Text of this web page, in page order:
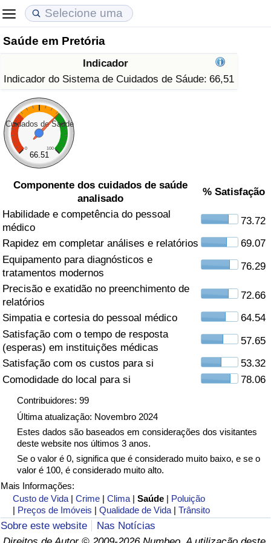
Saúde em Pretória
Indicador
Indicador do Sistema de Cuidados de Sáude: 66,51
Cuidados de Saúde
0 100
66.51
Componente dos cuidados de saúde
analisado
% Satisfação
Habilidade e competência do pessoal
médico
73.72
Rapidez em completar análises e relatórios
69.07
Equipamento para diagnósticos e
tratamentos modernos
76.29
Precisão e exatidão no preenchimento de
relatórios
72.66
Simpatia e cortesia do pessoal médico
64.54
Satisfação com o tempo de resposta
(esperas) em instituições médicas
57.65
Satisfação com os custos para si
53.32
Comodidade do local para si
78.06
Contribuidores: 99
Última atualização: Novembro 2024
Estes dados são baseados em considerações dos visitantes
deste website nos últimos 3 anos.
Se o valor é 0, significa que é considerado muito baixo, e se o
valor é 100, é considerado muito alto.
Mais Informações:
Custo de Vida |Crime |Clima |Saúde | Poluição
| Preços de Imóveis |Qualidade de Vida |Trânsito
Sobre este website
Nas Notícias
Custo de Vida
Indicador de Custo de Vida (Atual)
Indicador de Custo de Vida
Indicador de Custo de Vida Por País
em Aqaba
Preços de Imóveis
Indicador de Preços de Imóveis (Atual)
Indicador de Preços de Imóveis
Indicador de Preços de Imóveis por País
Qualidade de Vida
Indicador de Qualidade de Vida
Indicador de Qualidade de Vida (Atual)
Índice de qualidade de vida por país
Crime
Taxa do Indicador de Crime (Atual)
Indicador de Crime
Índice de criminalidade por país
Saúde
Indicador de Saúde (Atual)
Indicador de Saúde
Indicador de Saúde por País
Poluição
Indicador de Poluição (Atual)
Índice de poluição
Indicador de Poluição por País
Trânsito